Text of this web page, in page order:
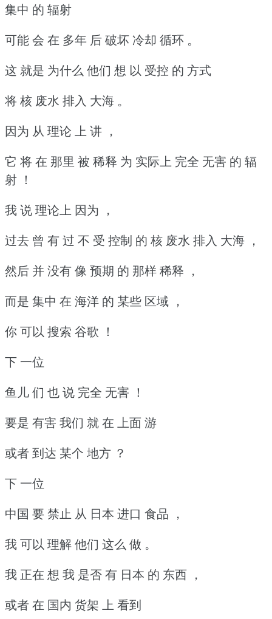
集中 的 辐射
可能 会 在 多年 后 破坏 冷却 循环 。
这 就是 为什么 他们 想 以 受控 的 方式
将 核 废水 排入 大海 。
因为 从 理论 上 讲 ，
它 将 在 那里 被 稀释 为 实际上 完全 无害 的 辐
射 ！
我 说 理论上 因为 ，
过去 曾 有 过 不 受 控制 的 核 废水 排入 大海 ，
然后 并 没有 像 预期 的 那样 稀释 ，
而是 集中 在 海洋 的 某些 区域 ，
你 可以 搜索 谷歌 ！
下 一位
鱼儿 们 也 说 完全 无害 ！
要是 有害 我们 就 在 上面 游
或者 到达 某个 地方 ？
下 一位
中国 要 禁止 从 日本 进口 食品 ，
我 可以 理解 他们 这么 做 。
我 正在 想 我 是否 有 日本 的 东西 ，
或者 在 国内 货架 上 看到